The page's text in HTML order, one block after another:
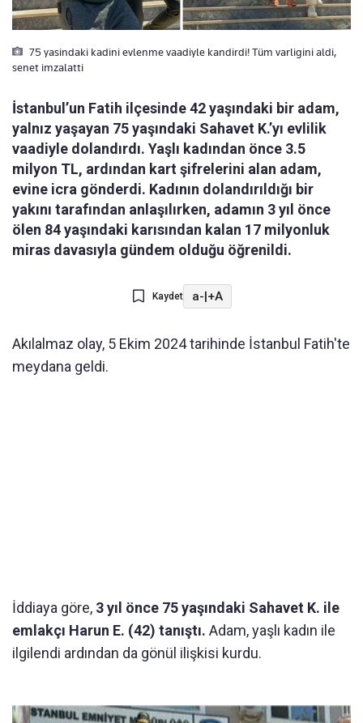
75 yasindaki kadini evlenme vaadiyle kandirdi! Tüm varligini aldi,
senet imzalatti
İstanbul’un Fatih ilçesinde 42 yaşındaki bir adam,
yalnız yaşayan 75 yaşındaki Sahavet K.’yı evlilik
vaadiyle dolandırdı. Yaşlı kadından önce 3.5
milyon TL, ardından kart şifrelerini alan adam,
evine icra gönderdi. Kadının dolandırıldığı bir
yakını tarafından anlaşılırken, adamın 3 yıl önce
ölen 84 yaşındaki karısından kalan 17 milyonluk
miras davasıyla gündem olduğu öğrenildi.
Kaydet a-|+A
Akılalmaz olay, 5 Ekim 2024 tarihinde İstanbul Fatih'te
meydana geldi.
İddiaya göre, 3 yıl önce 75 yaşındaki Sahavet K. ile
emlakçı Harun E. (42) tanıştı. Adam, yaşlı kadın ile
ilgilendi ardından da gönül ilişkisi kurdu.